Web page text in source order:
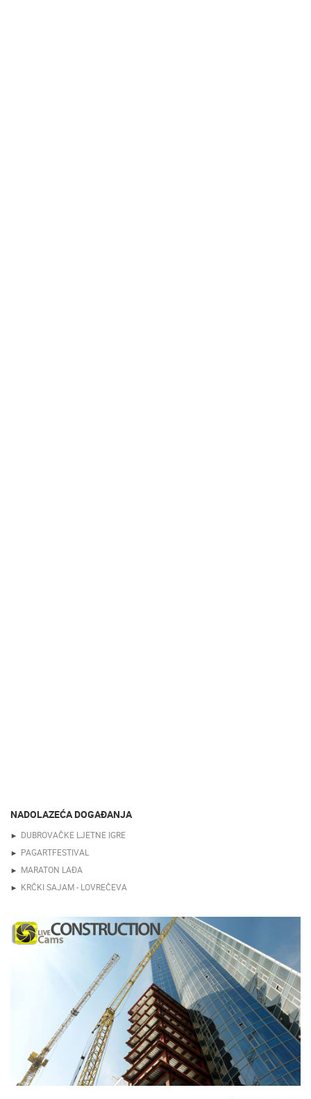
NADOLAZEĆA DOGAĐANJA
DUBROVAČKE LJETNE IGRE
PAGARTFESTIVAL
MARATON LAĐA
KRČKI SAJAM - LOVREČEVA